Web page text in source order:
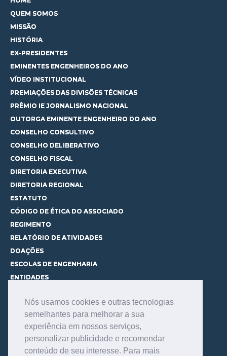
Nós usamos cookies e outras tecnologias
semelhantes para melhorar a sua
experiência em nossos serviços,
personalizar publicidade e recomendar
conteúdo de seu interesse. Para mais
QUEM SOMOS
MISSÃO
HISTÓRIA
EX-PRESIDENTES
EMINENTES ENGENHEIROS DO ANO
VÍDEO INSTITUCIONAL
PREMIAÇÕES DAS DIVISÕES TÉCNICAS
PRÊMIO IE JORNALISMO NACIONAL
OUTORGA EMINENTE ENGENHEIRO DO ANO
CONSELHO CONSULTIVO
CONSELHO DELIBERATIVO
CONSELHO FISCAL
DIRETORIA EXECUTIVA
DIRETORIA REGIONAL
ESTATUTO
CÓDIGO DE ÉTICA DO ASSOCIADO
REGIMENTO
RELATÓRIO DE ATIVIDADES
DOAÇÕES
ESCOLAS DE ENGENHARIA
ENTIDADES
CURSOS
CONHEÇA OS CURSOS
CENTRAL DE MENTORIA
CONTATO